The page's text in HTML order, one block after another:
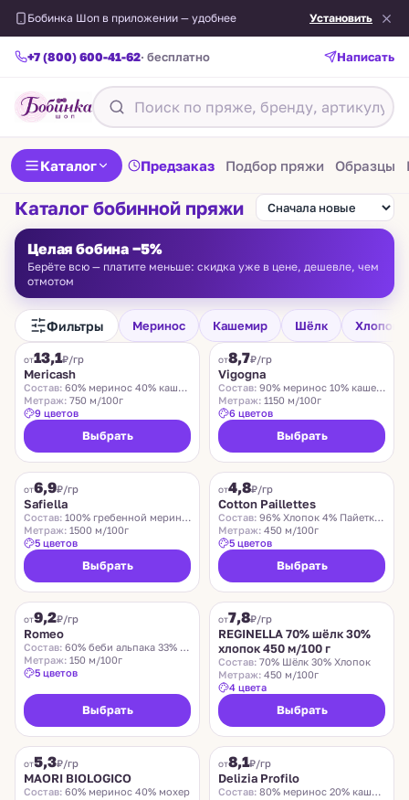
Бобинка Шоп в приложении — удобнее Установить
+7 (800) 600-41-62· бесплатно Написать
Каталог Предзаказ Подбор пряжи Образцы
Каталог бобинной пряжи
Целая бобина −5%
Берёте всю — платите меньше: скидка уже в цене, дешевле, чем
отмотом
Фильтры Меринос Кашемир Шёлк Хлопок
FILAMORE
от13,1₽/гр
Mericash
Состав: 60% меринос 40% кашемир
Метраж: 750 м/100г
9 цветов
Выбрать
VIGOGNA
от8,7₽/гр
Vigogna
Состав: 90% меринос 10% кашемир
Метраж: 1150 м/100г
6 цветов
Выбрать
от6,9₽/гр
Safiella
Состав: 100% гребенной меринос
Метраж: 1500 м/100г
5 цветов
Выбрать
от4,8₽/гр
Cotton Paillettes
Состав: 96% Хлопок 4% Пайетки Полиэстер
Метраж: 450 м/100г
5 цветов
Выбрать
от9,2₽/гр
Romeo
Состав: 60% беби альпака 33% меринос 7% нейлон
Метраж: 150 м/100г
5 цветов
Выбрать
от7,8₽/гр
REGINELLA 70% шёлк 30%
хлопок 450 м/100 г
Состав: 70% Шёлк 30% Хлопок
Метраж: 450 м/100г
4 цвета
Выбрать
от5,3₽/гр
MAORI BIOLOGICO
Состав: 60% меринос 40% мохер
от8,1₽/гр
Delizia Profilo
Состав: 80% меринос 20% кашемир